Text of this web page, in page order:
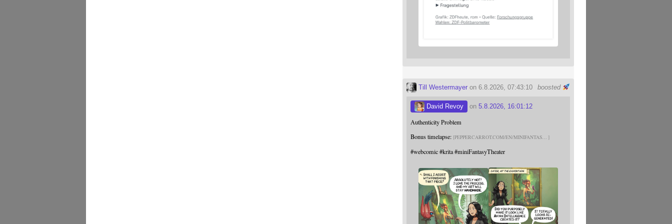
boosted
Till Westermayer on 6.8.2026, 07:43:10
David Revoy on5.8.2026, 16:01:12
Authenticity Problem
Bonus timelapse: PEPPERCARROT.COM/EN/MINIFANTAS
#webcomic #krita#miniFantasyTheater